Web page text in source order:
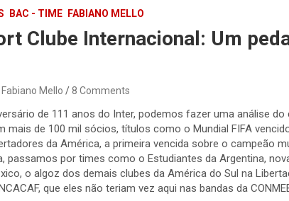
BAC - TIME FABIANO MELLO
Clube Internacional: Um
Fabiano Mello 8 Comments
de 111 anos do Inter, podemos fazer uma análise
mais de 100 mil sócios, títulos como o Mundial FIFA
da América, a primeira vencida sobre o campeão
passamos por times como o Estudiantes da Argentina,
o algoz dos demais clubes da América do Sul na
que eles não teriam vez aqui nas bandas da